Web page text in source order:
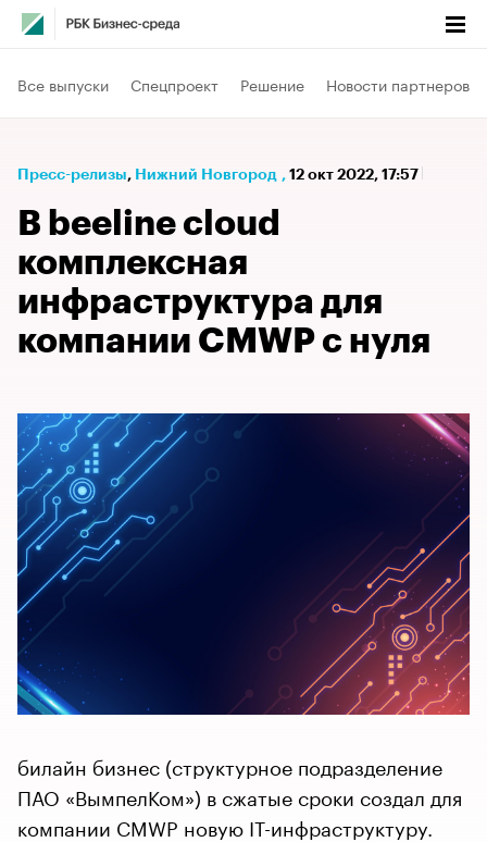
Все выпуски Спецпроект Решение Новости партнеров
Пресс-релизы⁠, Нижний Новгород , 12 окт 2022, 17:57
В beeline cloud
комплексная
инфраструктура для
компании CMWP с нуля
билайн бизнес (структурное подразделение
ПАО «ВымпелКом») в сжатые сроки создал для
компании CMWP новую IT-инфраструктуру.